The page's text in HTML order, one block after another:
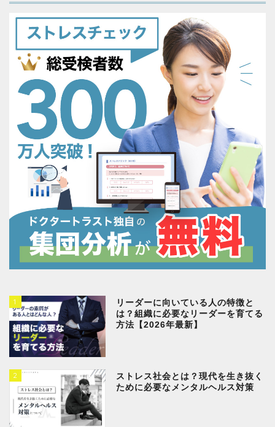
1
リーダーに向いている人の特徴と
は？組織に必要なリーダーを育てる
方法【2026年最新】
2
ストレス社会とは？現代を生き抜く
ために必要なメンタルヘルス対策